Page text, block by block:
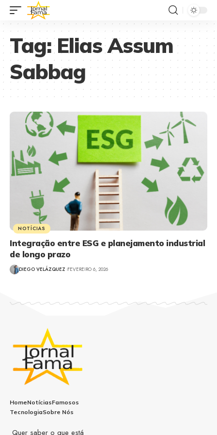
Tag:Elias Assum
Sabbag
NOTÍCIAS
Integração entre ESG e planejamento industrial
de longo prazo
DIEGO VELÁZQUEZ FEVEREIRO 6, 2026
HomeNotíciasFamosos
TecnologiaSobre Nós
Quer saber o que está